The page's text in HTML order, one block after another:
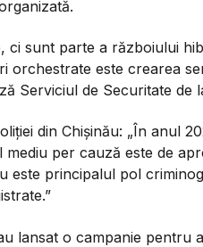
ci sunt parte a războiului
orchestrate este crearea
Serviciul de Securitate de
din Chișinău: „În anul
mediu per cauză este de
este principalul pol
lansat o campanie pentru